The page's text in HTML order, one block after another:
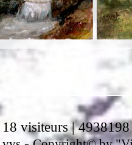
18 visiteurs |